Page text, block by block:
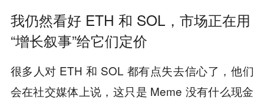
我仍然看好 ETH 和 SOL，市场正在用
“增长叙事”给它们定价
很多人对 ETH 和 SOL 都有点失去信心了，他们
会在社交媒体上说，这只是 Meme 没有什么现金